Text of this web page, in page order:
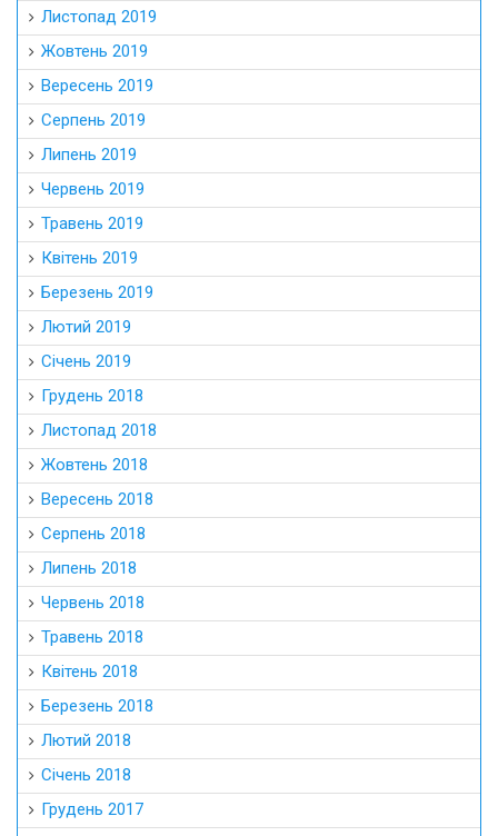
Листопад 2019
Жовтень 2019
Вересень 2019
Серпень 2019
Липень 2019
Червень 2019
Травень 2019
Квітень 2019
Березень 2019
Лютий 2019
Січень 2019
Грудень 2018
Листопад 2018
Жовтень 2018
Вересень 2018
Серпень 2018
Липень 2018
Червень 2018
Травень 2018
Квітень 2018
Березень 2018
Лютий 2018
Січень 2018
Грудень 2017